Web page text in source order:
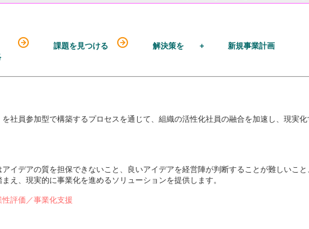
課題を見つける
解決策を + 新規事業計画
を社員参加型で構築するプロセスを通じて、組織の活性化社員の融合を加速し、現実
イデアの質を担保できないこと、良いアイデアを経営陣が判断することが難しいこ
え、現実的に事業化を進めるソリューションを提供します。
性評価／事業化支援